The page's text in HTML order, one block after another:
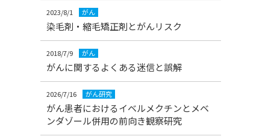
2023/8/1 がん
染毛剤・縮毛矯正剤とがんリスク
2018/7/9 がん
がんに関するよくある迷信と誤解
2026/7/16 がん研究
がん患者におけるイベルメクチンとメベ
ンダゾール併用の前向き観察研究